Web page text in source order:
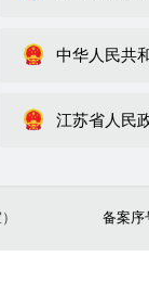
中华人民共
江苏省人民
备案序